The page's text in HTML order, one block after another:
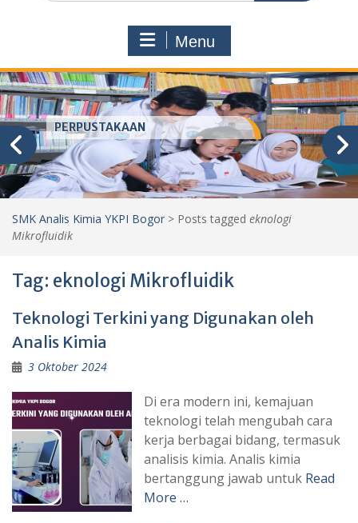
Menu
PERPUSTAKAAN
SMK Analis Kimia YKPI Bogor > Posts tagged eknologi
Mikrofluidik
Tag: eknologi Mikrofluidik
Teknologi Terkini yang Digunakan oleh
Analis Kimia
3 Oktober 2024
Di era modern ini, kemajuan
teknologi telah mengubah cara
kerja berbagai bidang, termasuk
analisis kimia. Analis kimia
bertanggung jawab untuk Read
More …